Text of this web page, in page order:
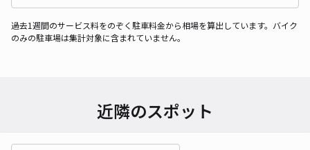
過去1週間のサービス料をのぞく駐車料金から相場を算出しています。バイク
のみの駐車場は集計対象に含まれていません。
近隣のスポット